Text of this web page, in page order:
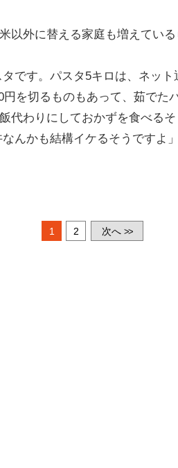
以外に替える家庭も増えている
タです。パスタ5キロは、ネッ
円を切るものもあって、茹でた
代わりにしておかずを食べる
んかも結構イケるそうですよ
1 2 次へ >>